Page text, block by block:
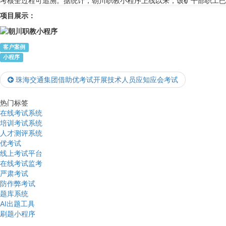
项目展示：
客户案例
小程序
珠海交通集团借助优考试开展技术人员应知应会考试
热门标签
在线考试系统
培训考试系统
人才测评系统
优考试
线上考试平台
在线考试监考
严肃考试
防作弊考试
题库系统
AI出题工具
刷题小程序